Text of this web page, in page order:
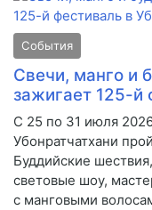
События
Свечи, манго и
зажигает 125-й
С 25 по 31 июля
Убонратчатхани
Буддийские
световые шоу,
с манговыми